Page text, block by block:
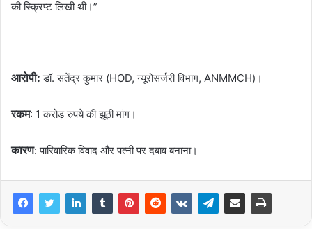
की स्क्रिप्ट लिखी थी।”
आरोपी: डॉ. सतेंद्र कुमार (HOD, न्यूरोसर्जरी विभाग, ANMMCH)।
रकम: 1 करोड़ रुपये की झूठी मांग।
कारण: पारिवारिक विवाद और पत्नी पर दबाव बनाना।